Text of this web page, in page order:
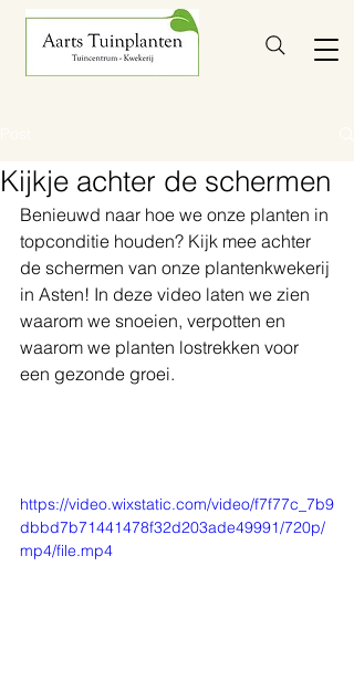
Kijkje achter de schermen
Benieuwd naar hoe we onze planten in
topconditie houden? Kijk mee achter
de schermen van onze plantenkwekerij
in Asten! In deze video laten we zien
waarom we snoeien, verpotten en
waarom we planten lostrekken voor
een gezonde groei.
https://video.wixstatic.com/video/f7f77c_7b9
dbbd7b71441478f32d203ade49991/720p/
mp4/file.mp4